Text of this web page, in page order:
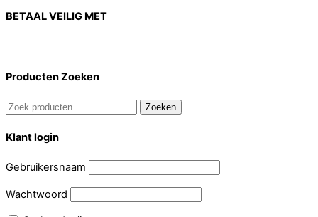
BETAAL VEILIG MET
Producten Zoeken
Zoeken
Zoeken
Klant login
Gebruikersnaam
Wachtwoord